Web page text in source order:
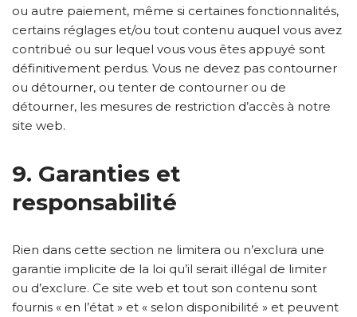
ou autre paiement, même si certaines fonctionnalités,
certains réglages et/ou tout contenu auquel vous avez
contribué ou sur lequel vous vous êtes appuyé sont
définitivement perdus. Vous ne devez pas contourner
ou détourner, ou tenter de contourner ou de
détourner, les mesures de restriction d’accès à notre
site web.
9. Garanties et
responsabilité
Rien dans cette section ne limitera ou n’exclura une
garantie implicite de la loi qu’il serait illégal de limiter
ou d’exclure. Ce site web et tout son contenu sont
fournis « en l’état » et « selon disponibilité » et peuvent